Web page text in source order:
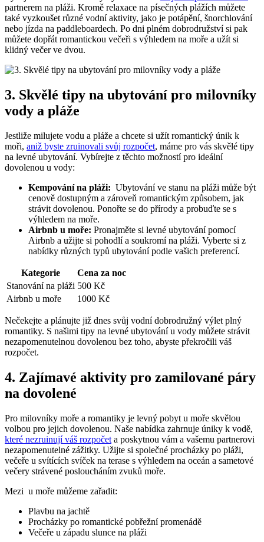
partnerem na pláži. Kromě relaxace na písečných plážích můžete
také⁣ vyzkoušet různé vodní‍ aktivity, jako je ⁤potápění, šnorchlování
nebo jízda na paddleboardech. Po dni​ plném dobrodružství si pak‍
můžete​ dopřát romantickou večeři s výhledem na moře a užít si
klidný večer ve dvou.
3. Skvělé​ tipy ‍na ubytování pro milovníky
vody⁤ a pláže
Jestliže milujete vodu a pláže a chcete si užít romantický únik k
moři, aniž byste zruinovali svůj rozpočet,​ máme⁤ pro vás skvělé tipy
na levné ubytování. Vybírejte z ‌těchto možností pro ideální
dovolenou ‌u ‍vody:
Kempování na pláži: ​ Ubytování ve stanu na pláži může být
cenově dostupným a zároveň romantickým způsobem, jak
strávit ‍dovolenou. Ponořte se do přírody a probuďte ⁣se s
výhledem na moře.
Airbnb u moře: Pronajměte si levné ubytování pomocí
Airbnb a užijte si pohodlí a soukromí na pláži.⁣ Vyberte si z
nabídky různých ⁣typů ubytování podle vašich preferencí.
Kategorie
Cena za noc
Stanování na ⁤pláži 500 Kč
Airbnb u⁢ moře
1000 Kč
Nečekejte a plánujte již dnes ⁢svůj​ vodní dobrodružný výlet plný‌
romantiky. S našimi tipy na levné​ ubytování​ u vody můžete strávit
nezapomenutelnou dovolenou ⁣bez toho,‍ abyste překročili váš
‌rozpočet.
4.⁤ Zajímavé aktivity pro zamilované páry
na dovolené
Pro milovníky moře ‍a ‍romantiky⁤ je levný pobyt ‌u moře skvělou
volbou pro jejich dovolenou. Naše nabídka zahrnuje úniky k vodě,
které nezruinují váš rozpočet a ⁤poskytnou vám⁤ a vašemu partnerovi
nezapomenutelné zážitky. Užijte⁢ si společné procházky po pláži,
večeře u‌ svítících ‌svíček na terase s výhledem na oceán a sametové
večery strávené posloucháním zvuků moře.
Mezi ⁢ u moře můžeme zařadit:
Plavbu‍ na jachtě
Procházky po romantické pobřežní promenádě
Večeře u západu slunce na pláži